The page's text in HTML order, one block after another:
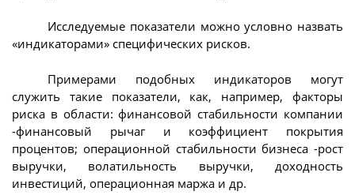
Исследуемые показатели можно условно назвать
«индикаторами» специфических рисков.
Примерами подобных индикаторов могут
служить такие показатели, как, например, факторы
риска в области: финансовой стабильности компании
-финансовый рычаг и коэффициент покрытия
процентов; операционной стабильности бизнеса -рост
выручки, волатильность выручки, доходность
инвестиций, операционная маржа и др.